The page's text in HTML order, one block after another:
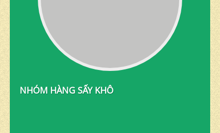
NHÓM HÀNG SẤY KHÔ